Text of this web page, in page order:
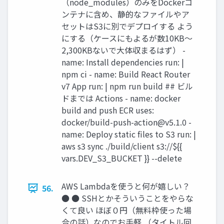
ンテナに含め、静的なファイルやア
セットはS3に別でデプロイする よう
にする（ケースにもよるが数10KB〜
2,300KBないで大体収まるはず） -
name: Install dependencies run: |
npm ci - name: Build React Router
v7 App run: | npm run build ## ビル
ドまでは Actions - name: docker
build and push ECR uses:
docker/build-push-action@v5.1.0 -
name: Deploy static files to S3 run: |
aws s3 sync ./build/client s3://${{
vars.DEV_S3_BUCKET }} --delete
56.
AWS Lambdaを使うと何が嬉しい？
● ● SSHとかそういうことをやらな
くて良い ほぼ０円（無料枠使った場